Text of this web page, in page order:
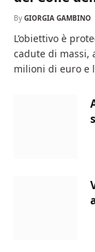
By GIORGIA GAMBINO
L’obiettivo è
cadute di massi,
milioni di euro e